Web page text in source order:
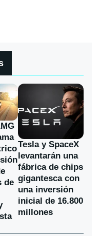
de
Tesla y SpaceX
levantarán una
fábrica de chips
gigantesca con
una inversión
inicial de 16.800
millones